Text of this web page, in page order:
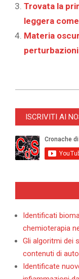
Trovata la
leggera
Materia
05-
ISCRIVITI AI
Identificati
chemioterapia
Gli algoritmi dei
contenuti di
Identificate